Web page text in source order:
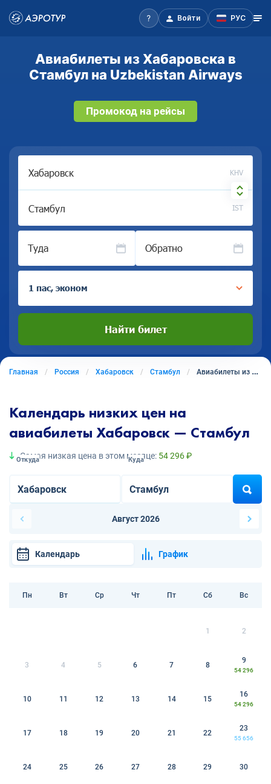
Войти РУС
Авиабилеты из Хабаровска в
Стамбул на Uzbekistan Airways
Промокод на рейсы
KHV
IST
Туда Обратно
1 пас, эконом
Найти билет
Главная Россия Хабаровск Стамбул Авиабилеты из Хабаровска в Стамбул
Календарь низких цен на
авиабилеты Хабаровск — Стамбул
Самая низкая цена в этом месяце: 54 296 ₽
Откуда Куда
Август 2026
Календарь График
Пн Вт Ср Чт Пт Сб Вс
1 2
3 4 5 6 7 8
9
54 296
10 11 12 13 14 15
16
54 296
17 18 19 20 21 22
23
55 656
24 25 26 27 28 29 30